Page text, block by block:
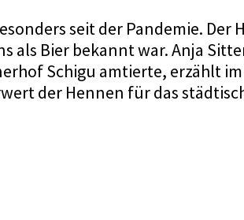
seit der Pandemie. Der
als Bier bekannt war. Anja
Schigu amtierte, erzählt
der Hennen für das